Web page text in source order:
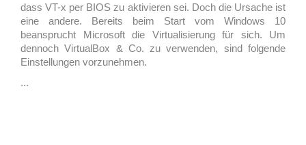
dass VT-x per BIOS zu aktivieren sei. Doch die Ursache ist
eine andere. Bereits beim Start vom Windows 10
beansprucht Microsoft die Virtualisierung für sich. Um
dennoch VirtualBox & Co. zu verwenden, sind folgende
Einstellungen vorzunehmen.
...